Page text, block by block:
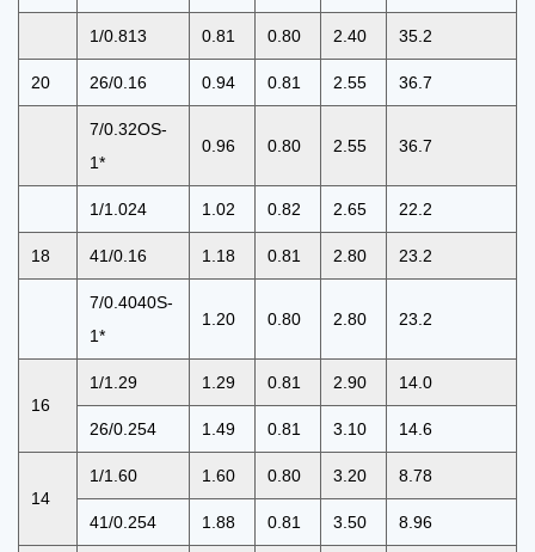
1/0.813 0.81 0.80 2.40 35.2
20 26/0.16 0.94 0.81 2.55 36.7
7/0.32OS-
1*
0.96 0.80 2.55 36.7
1/1.024 1.02 0.82 2.65 22.2
18 41/0.16 1.18 0.81 2.80 23.2
7/0.4040S-
1*
1.20 0.80 2.80 23.2
16
1/1.29 1.29 0.81 2.90
14.0
26/0.254
1.49 0.81 3.10 14.6
14
1/1.60 1.60 0.80 3.20
8.78
41/0.254
1.88 0.81 3.50 8.96